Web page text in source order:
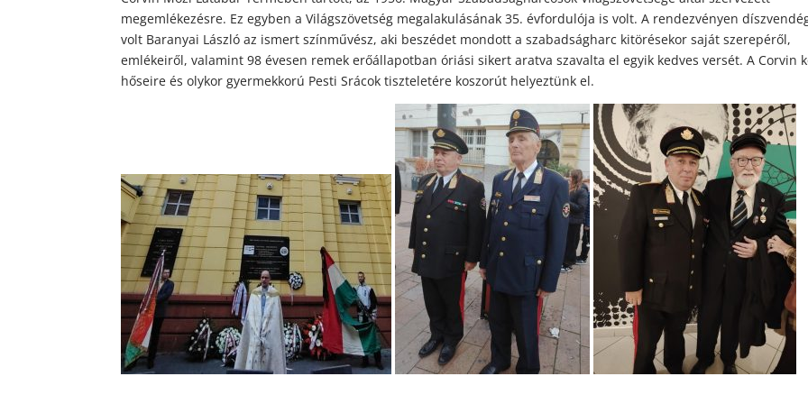
megemlékezésre. Ez egyben a Világszövetség megalakulásának 35. évfordulója is volt. A rendezvényen
volt Baranyai László az ismert színművész, aki beszédet mondott a szabadságharc kitörésekor saját szerepéről,
emlékeiről, valamint 98 évesen remek erőállapotban óriási sikert aratva szavalta el egyik kedves versét. A Corvin
hőseire és olykor gyermekkorú Pesti Srácok tiszteletére koszorút helyeztünk el.